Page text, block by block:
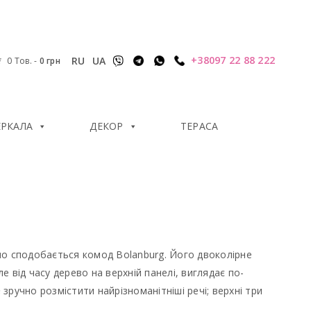
0 Тов. - 0 грн RU UA +38097 22 88 222
ДЕКОР ТЕРАСА
сподобається комод Bolanburg. Його двоколірне
від часу дерево на верхній панелі, виглядає по-
розмістити найрізноманітніші речі; верхні три